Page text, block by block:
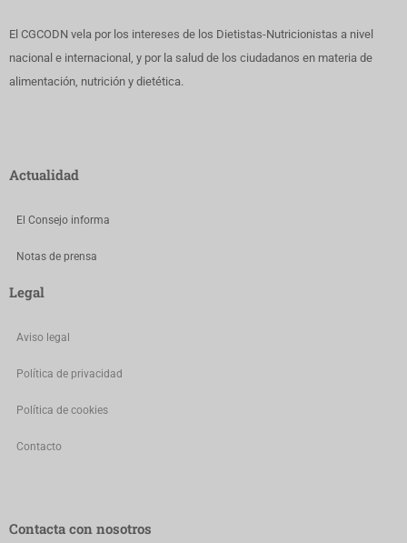
El CGCODN vela por los intereses de los Dietistas-Nutricionistas a nivel
nacional e internacional, y por la salud de los ciudadanos en materia de
alimentación, nutrición y dietética.
Actualidad
El Consejo informa
Notas de prensa
Legal
Aviso legal
Política de privacidad
Política de cookies
Contacto
Contacta con nosotros